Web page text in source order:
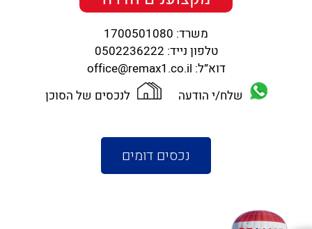
משרד: 1700501080
טלפון נייד: 0502236222
דוא”ל: office@remax1.co.il
שלח/י הודעה
לנכסים של הסוכן
נכסים דומים